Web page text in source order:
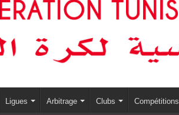
Ligues Arbitrage Clubs Compétitions